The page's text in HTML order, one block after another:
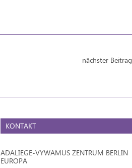
nächster Beitrag
KONTAKT
ADALIEGE-VYWAMUS ZENTRUM BERLIN
EUROPA